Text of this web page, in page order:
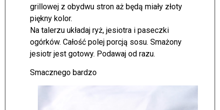
grillowej z obydwu stron aż będą miały złoty
piękny kolor.
Na talerzu układaj ryż, jesiotra i paseczki
ogórków. Całość polej porcją sosu. Smażony
jesiotr jest gotowy. Podawaj od razu.
Smacznego bardzo